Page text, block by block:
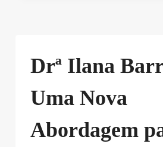
Drª Ilana
Uma Nova
Abordagem